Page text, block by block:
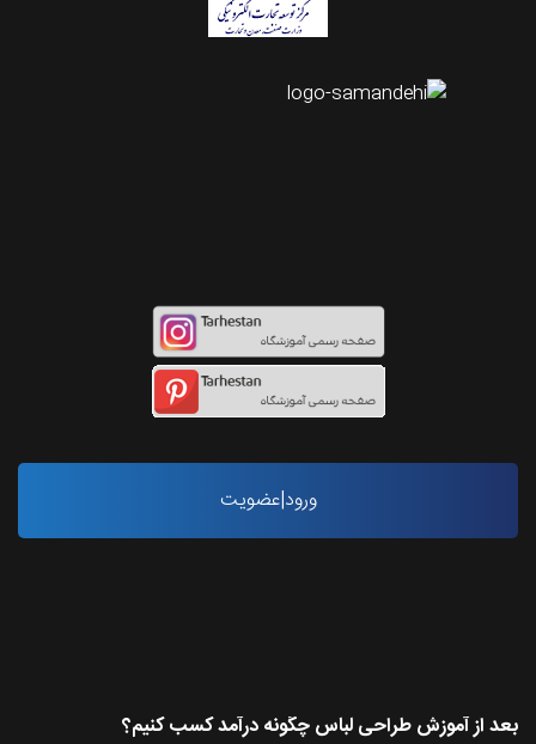
ورود|عضویت
بعد از آموزش طراحی لباس چگونه درآمد کسب کنیم؟